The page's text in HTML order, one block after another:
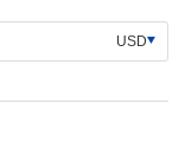
USD